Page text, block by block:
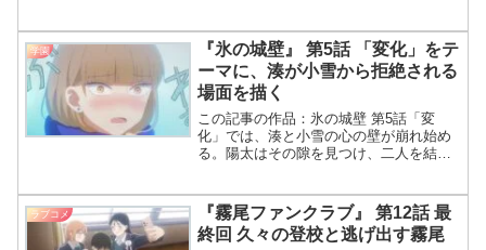
今回第21話では二人の運命が交錯し、予
想外の真相が明らか
学園
『氷の城壁』 第5話 「変化」をテ
ーマに、湊が小雪から拒絶される
場面を描く
この記事の作品：氷の城壁 第5話「変
化」では、湊と小雪の心の壁が崩れ始め
る。陽太はその隙を見つけ、二人を結び
関係が中心です。 え～？ 何か変化あるん
じゃない？ｗ そ
ラブコメ
『霧尾ファンクラブ』 第12話 最
終回 久々の登校と逃げ出す霧尾